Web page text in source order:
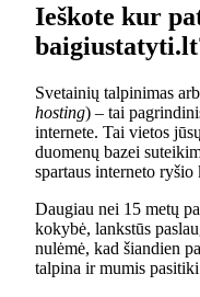
Ieškote kur
Svetainių talpinimas
hosting) – tai
internete. Tai vietos
duomenų bazei
spartaus interneto
Daugiau nei 15 metų
kokybė, lankstūs
nulėmė, kad šiandien
talpina ir mumis